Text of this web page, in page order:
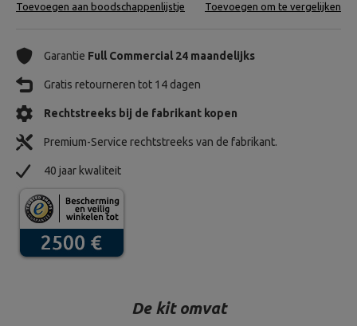
Toevoegen aan boodschappenlijstje Toevoegen om te vergelijken
Garantie Full Commercial 24 maandelijks
Gratis retourneren tot 14 dagen
Rechtstreeks bij de fabrikant kopen
Premium-Service rechtstreeks van de fabrikant.
40 jaar kwaliteit
De kit omvat